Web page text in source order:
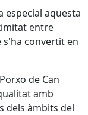
especial aquesta
entre
s'ha convertit en
de Can
amb
dels àmbits del